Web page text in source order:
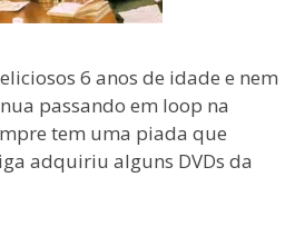
6 anos de idade e nem
passando em loop na
tem uma piada que
adquiriu alguns DVDs da